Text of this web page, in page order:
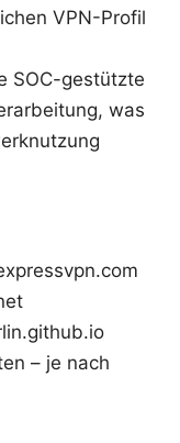
VPN-Profil
SOC-gestützte
was
– je nach